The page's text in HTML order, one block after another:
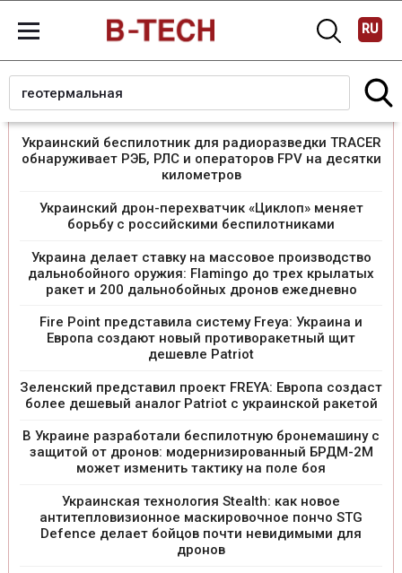
RU
Последние новости
Украинский беспилотник для радиоразведки TRACER
обнаруживает РЭБ, РЛС и операторов FPV на десятки
километров
Украинский дрон-перехватчик «Циклоп» меняет
борьбу с российскими беспилотниками
Украина делает ставку на массовое производство
дальнобойного оружия: Flamingo до трех крылатых
ракет и 200 дальнобойных дронов ежедневно
Fire Point представила систему Freya: Украина и
Европа создают новый противоракетный щит
дешевле Patriot
Зеленский представил проект FREYA: Европа создаст
более дешевый аналог Patriot с украинской ракетой
В Украине разработали беспилотную бронемашину с
защитой от дронов: модернизированный БРДМ-2М
может изменить тактику на поле боя
Украинская технология Stealth: как новое
антитепловизионное маскировочное пончо STG
Defence делает бойцов почти невидимыми для
дронов